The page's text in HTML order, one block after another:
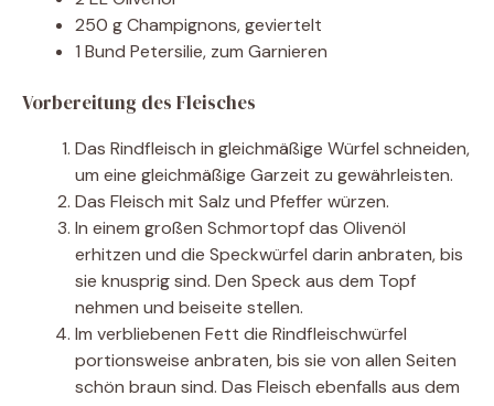
250 g Champignons, geviertelt
1 Bund Petersilie, zum Garnieren
Vorbereitung des Fleisches
Das Rindfleisch in gleichmäßige Würfel schneiden,
um eine gleichmäßige Garzeit zu gewährleisten.
Das Fleisch mit Salz und Pfeffer würzen.
In einem großen Schmortopf das Olivenöl
erhitzen und die Speckwürfel darin anbraten, bis
sie knusprig sind. Den Speck aus dem Topf
nehmen und beiseite stellen.
Im verbliebenen Fett die Rindfleischwürfel
portionsweise anbraten, bis sie von allen Seiten
schön braun sind. Das Fleisch ebenfalls aus dem